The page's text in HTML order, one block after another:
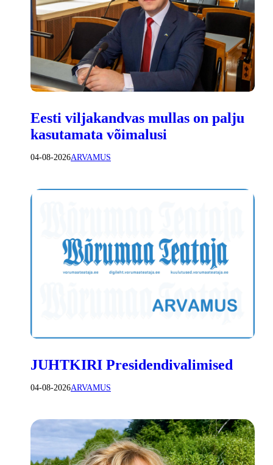
Eesti viljakandvas mullas on palju
kasutamata võimalusi
04-08-2026ARVAMUS
JUHTKIRI Presidendivalimised
04-08-2026ARVAMUS